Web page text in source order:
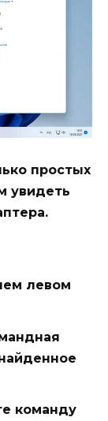
простых
увидеть
левом
команду